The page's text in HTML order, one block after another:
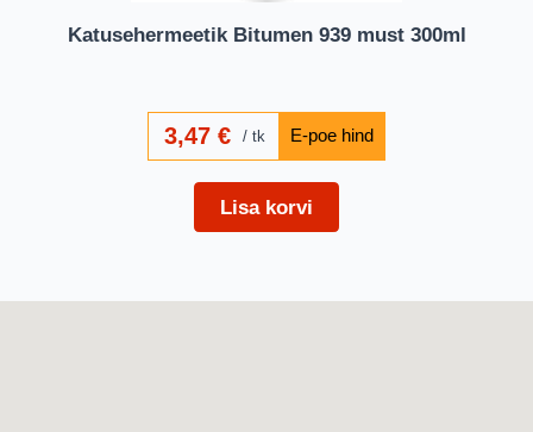
Katusehermeetik Bitumen 939 must 300ml
3,47€ tk
Lisa korvi